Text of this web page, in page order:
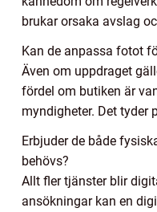
brukar orsaka avslag
Kan de anpassa fotot
Även om uppdraget
fördel om butiken är
myndigheter. Det tyder
Erbjuder de både
behövs?
Allt fler tjänster blir
ansökningar kan en